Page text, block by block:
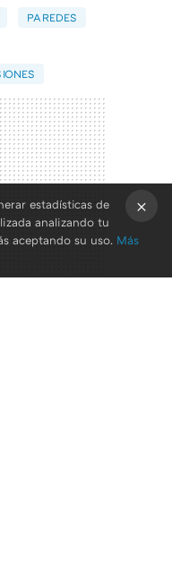
PAREDES
estadísticas de
analizando tu
aceptando su uso. Más